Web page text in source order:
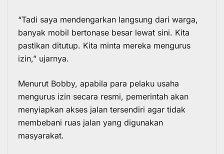
“Tadi saya mendengarkan langsung dari warga,
banyak mobil bertonase besar lewat sini. Kita
pastikan ditutup. Kita minta mereka mengurus
izin,” ujarnya.
Menurut Bobby, apabila para pelaku usaha
mengurus izin secara resmi, pemerintah akan
menyiapkan akses jalan tersendiri agar tidak
membebani ruas jalan yang digunakan
masyarakat.